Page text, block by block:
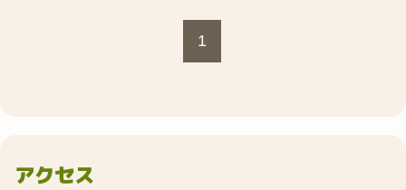
1
アクセス